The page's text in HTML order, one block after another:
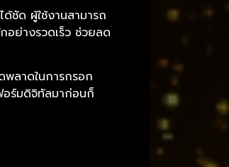
ด้ชัด ผู้ใช้งานสามารถ
อย่างรวดเร็ว ช่วยลด
พลาดในการกรอก
อร์มดิจิทัลมาก่อนก็